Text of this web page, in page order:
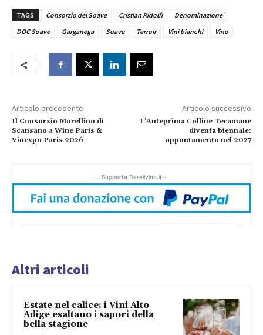
TAGS Consorzio del Soave Cristian Ridolfi
Denominazione
DOC Soave
Garganega Soave Terroir Vini bianchi Vino
Articolo precedente
Il Consorzio Morellino di
Scansano a Wine Paris &
Vinexpo Paris 2026
Articolo successivo
L’Anteprima Colline Teramane
diventa biennale:
appuntamento nel 2027
- Supporta Bereilvino.it -
Altri articoli
Estate nel calice: i Vini Alto
Adige esaltano i sapori della
bella stagione